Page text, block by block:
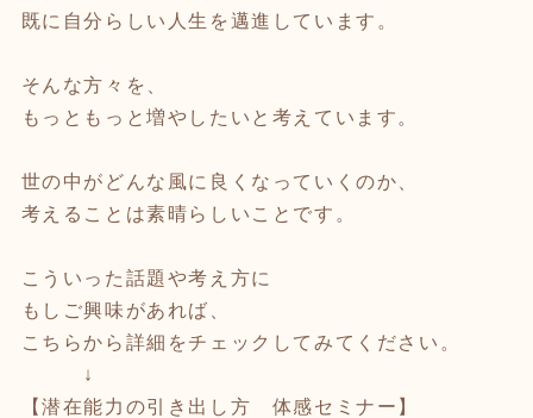
既に自分らしい人生を邁進しています。
そんな方々を、
もっともっと増やしたいと考えています。
世の中がどんな風に良くなっていくのか、
考えることは素晴らしいことです。
こういった話題や考え方に
もしご興味があれば、
こちらから詳細をチェックしてみてください。
↓
【潜在能力の引き出し方 体感セミナー】